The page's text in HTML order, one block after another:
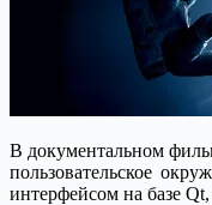
В документальном
пользовательское
интерфейсом на базе